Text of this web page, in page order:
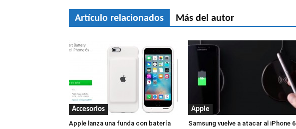
Artículo relacionados Más del autor
Accesorios
Apple lanza una funda con batería
Apple
Samsung vuelve a atacar al iPhone 6